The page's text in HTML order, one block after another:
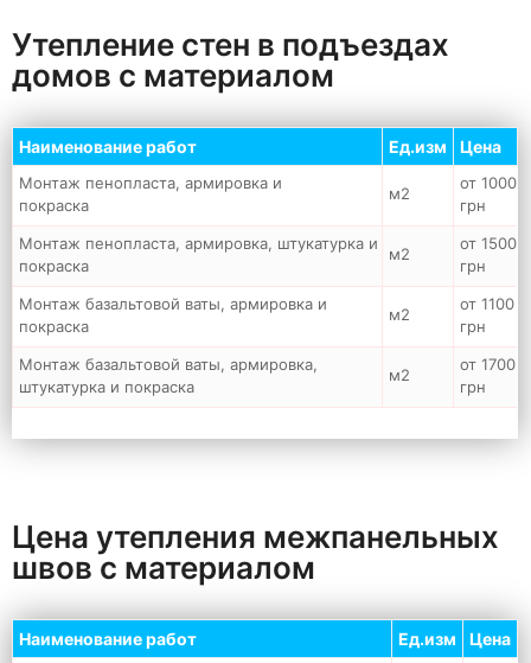
Утепление стен в подъездах
домов с материалом
Наименование работ Ед.изм Цена
Монтаж пенопласта, армировка и
покраска
м2
от 1000
грн
Монтаж пенопласта, армировка, штукатурка и
покраска
м2
от 1500
грн
Монтаж базальтовой ваты, армировка и
покраска
м2
от 1100
грн
Монтаж базальтовой ваты, армировка,
штукатурка и покраска
м2
от 1700
грн
Цена утепления межпанельных
швов с материалом
Наименование работ Ед.изм Цена